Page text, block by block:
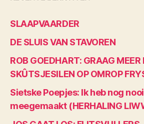
SLAAPVAARDER
DE SLUIS VAN STAVOREN
ROB GOEDHART: GRAAG MEER
SKÛTSJESILEN OP OMROP
Sietske Poepjes: Ik heb nog
meegemaakt (HERHALING